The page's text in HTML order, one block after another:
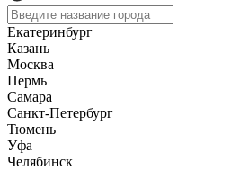
Екатеринбург
Казань
Москва
Пермь
Самара
Санкт-Петербург
Тюмень
Уфа
Челябинск